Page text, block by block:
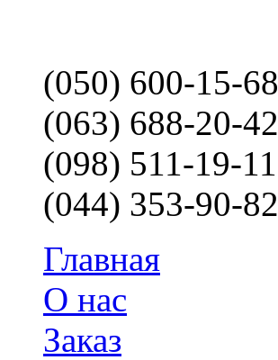
(050) 600-15-68
(063) 688-20-42
(098) 511-19-11
(044) 353-90-82
Главная
О нас
Заказ